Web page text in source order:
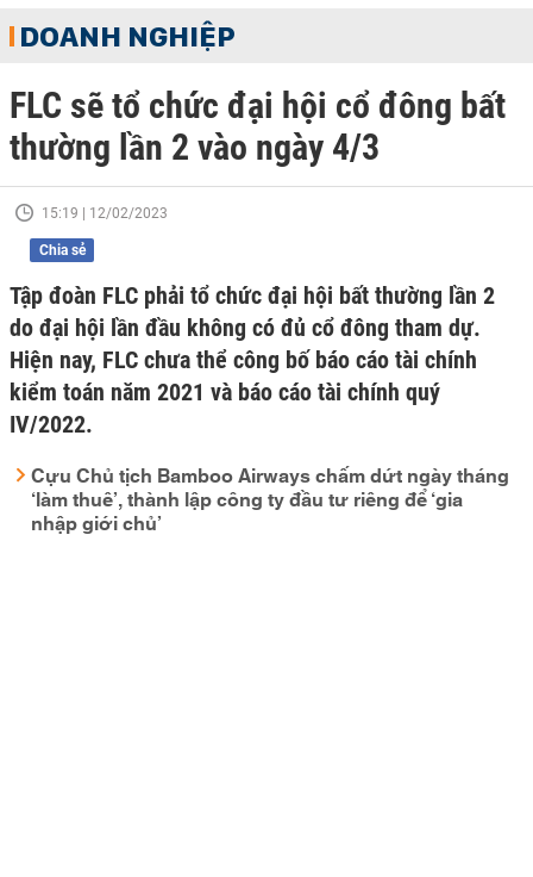
DOANH NGHIỆP
FLC sẽ tổ chức đại hội cổ đông bất
thường lần 2 vào ngày 4/3
15:19 | 12/02/2023
Chia sẻ
Tập đoàn FLC phải tổ chức đại hội bất thường lần 2
do đại hội lần đầu không có đủ cổ đông tham dự.
Hiện nay, FLC chưa thể công bố báo cáo tài chính
kiểm toán năm 2021 và báo cáo tài chính quý
IV/2022.
Cựu Chủ tịch Bamboo Airways chấm dứt ngày tháng
‘làm thuê’, thành lập công ty đầu tư riêng để ‘gia
nhập giới chủ’